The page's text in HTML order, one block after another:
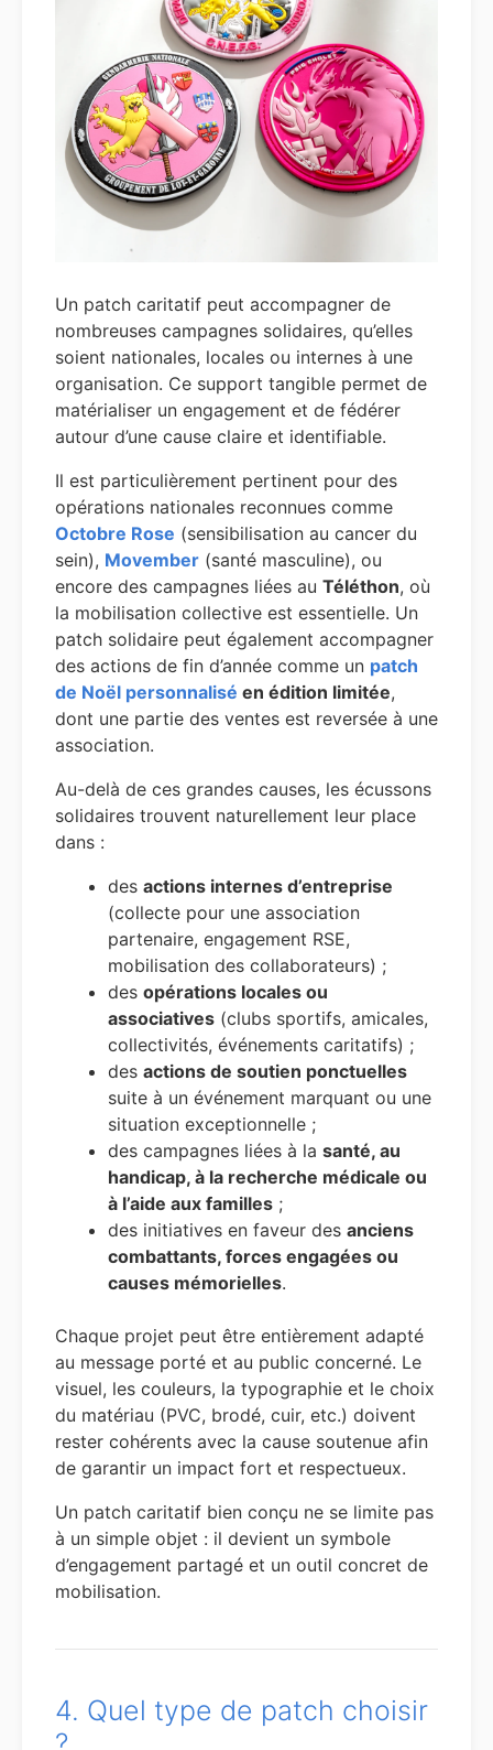
Un patch caritatif peut accompagner de
nombreuses campagnes solidaires, qu’elles
soient nationales, locales ou internes à une
organisation. Ce support tangible permet de
matérialiser un engagement et de fédérer
autour d’une cause claire et identifiable.
Il est particulièrement pertinent pour des
opérations nationales reconnues comme
Octobre Rose (sensibilisation au cancer du
sein), Movember (santé masculine), ou
encore des campagnes liées au Téléthon, où
la mobilisation collective est essentielle. Un
patch solidaire peut également accompagner
des actions de fin d’année comme un patch
de Noël personnalisé en édition limitée,
dont une partie des ventes est reversée à une
association.
Au-delà de ces grandes causes, les écussons
solidaires trouvent naturellement leur place
dans :
des actions internes d’entreprise
(collecte pour une association
partenaire, engagement RSE,
mobilisation des collaborateurs) ;
des opérations locales ou
associatives (clubs sportifs, amicales,
collectivités, événements caritatifs) ;
des actions de soutien ponctuelles
suite à un événement marquant ou une
situation exceptionnelle ;
des campagnes liées à la santé, au
handicap, à la recherche médicale ou
à l’aide aux familles ;
des initiatives en faveur des anciens
combattants, forces engagées ou
causes mémorielles.
Chaque projet peut être entièrement adapté
au message porté et au public concerné. Le
visuel, les couleurs, la typographie et le choix
du matériau (PVC, brodé, cuir, etc.) doivent
rester cohérents avec la cause soutenue afin
de garantir un impact fort et respectueux.
Un patch caritatif bien conçu ne se limite pas
à un simple objet : il devient un symbole
d’engagement partagé et un outil concret de
mobilisation.
4. Quel type de patch choisir